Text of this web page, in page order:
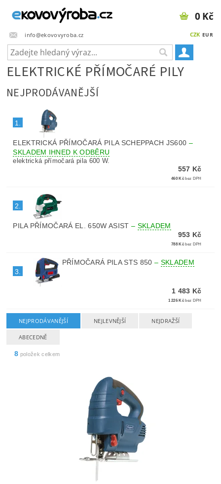
info@ekovovyroba.cz CZK EUR
0 Kč
ELEKTRICKÉ PŘÍMOČARÉ PILY
NEJPRODÁVANĚJŠÍ
1.
ELEKTRICKÁ PŘÍMOČARÁ PILA SCHEPPACH JS600 –
SKLADEM IHNED K ODBĚRU
elektrická přímočará pila 600 W.
557 Kč
460 Kč bez DPH
2.
PILA PŘÍMOČARÁ EL. 650W ASIST – SKLADEM
953 Kč
788 Kč bez DPH
3.
PŘÍMOČARÁ PILA STS 850 – SKLADEM
1 483 Kč
1 226 Kč bez DPH
NEJPRODÁVANĚJŠÍ NEJLEVNĚJŠÍ NEJDRAŽŠÍ
ABECEDNĚ
8 položek celkem